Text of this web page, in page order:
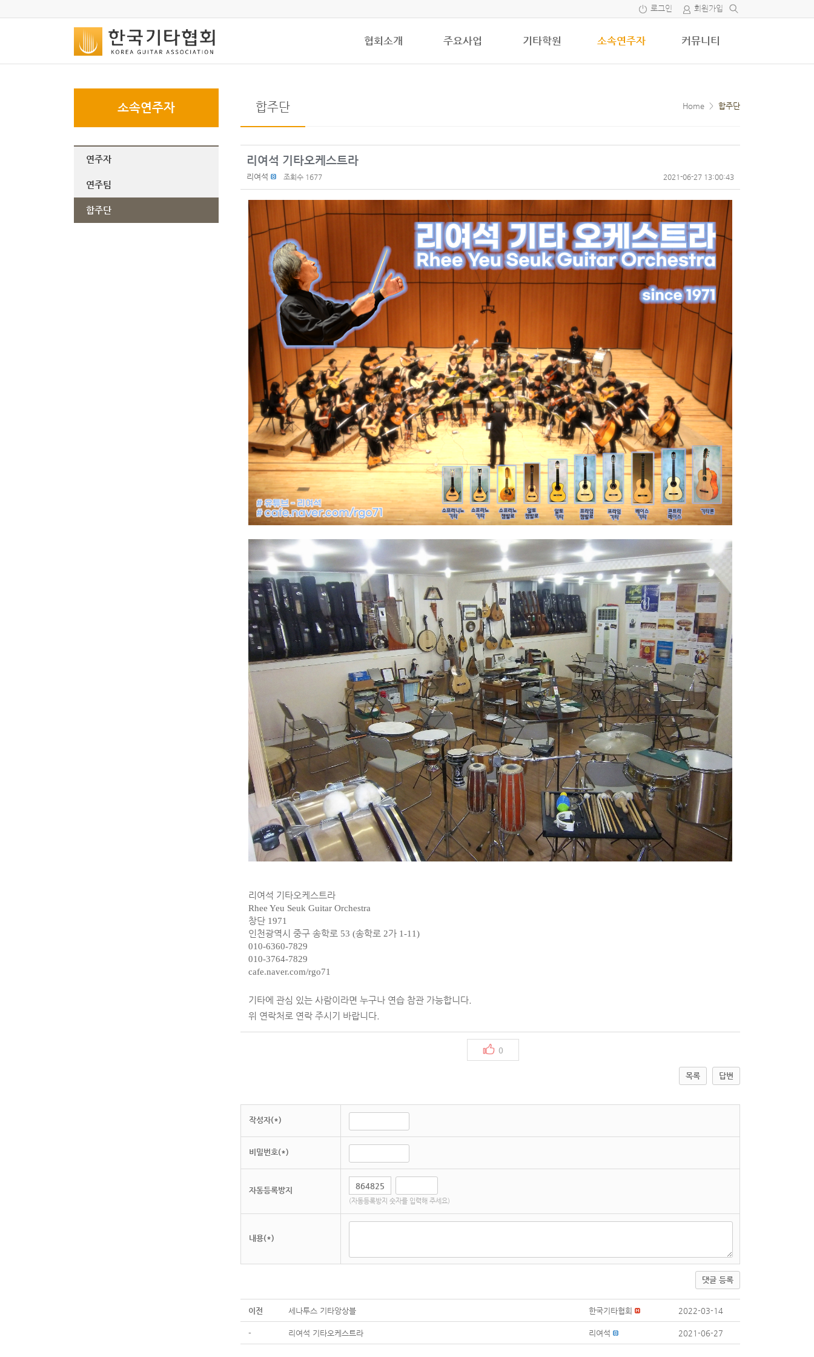
로그인 회원가입
협회소개 주요사업 기타학원 소속연주자 커뮤니티
소속연주자
연주자
연주팀
합주단
합주단 Home > 합주단
리여석 기타오케스트라
리여석 조회수 1677 2021-06-27 13:00:43
리여석 기타오케스트라
Rhee Yeu Seuk Guitar Orchestra
창단 1971
인천광역시 중구 송학로 53 (송학로 2가 1-11)
010-6360-7829
010-3764-7829
cafe.naver.com/rgo71
기타에 관심 있는 사람이라면 누구나 연습 참관 가능합니다.
위 연락처로 연락 주시기 바랍니다.
0
목록 답변
작성자(*)
비밀번호(*)
자동등록방지
(자동등록방지 숫자를 입력해 주세요)
내용(*)
댓글 등록
이전 세나투스 기타앙상블 한국기타협회 2022-03-14
- 리여석 기타오케스트라 리여석 2021-06-27